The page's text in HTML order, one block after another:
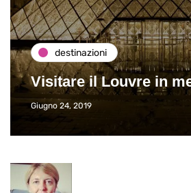
destinazioni
Visitare il Louvre in
Giugno 24, 2019